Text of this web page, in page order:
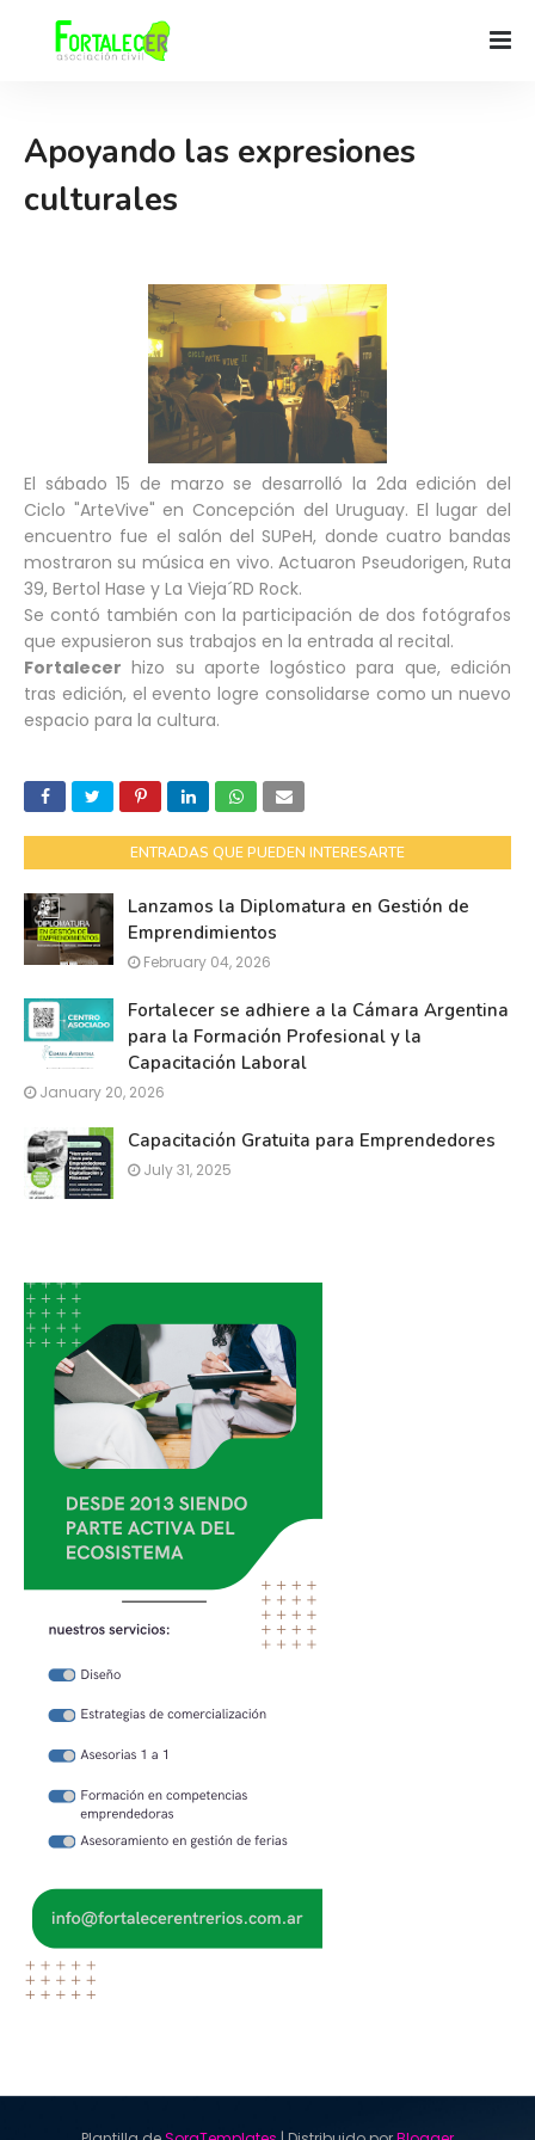
Apoyando las expresiones
culturales
El sábado 15 de marzo se desarrolló la 2da edición del
Ciclo "ArteVive" en Concepción del Uruguay. El lugar del
encuentro fue el salón del SUPeH, donde cuatro bandas
mostraron su música en vivo. Actuaron Pseudorigen, Ruta
39, Bertol Hase y La Vieja´RD Rock.
Se contó también con la participación de dos fotógrafos
que expusieron sus trabajos en la entrada al recital.
Fortalecer hizo su aporte logóstico para que, edición
tras edición, el evento logre consolidarse como un nuevo
espacio para la cultura.
ENTRADAS QUE PUEDEN INTERESARTE
Lanzamos la Diplomatura en Gestión de
Emprendimientos
February 04, 2026
Fortalecer se adhiere a la Cámara Argentina
para la Formación Profesional y la
Capacitación Laboral
January 20, 2026
Capacitación Gratuita para Emprendedores
July 31, 2025